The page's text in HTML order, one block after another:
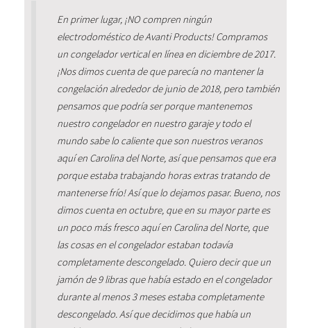
En primer lugar, ¡NO compren ningún
electrodoméstico de Avanti Products! Compramos
un congelador vertical en línea en diciembre de 2017.
¡Nos dimos cuenta de que parecía no mantener la
congelación alrededor de junio de 2018, pero también
pensamos que podría ser porque mantenemos
nuestro congelador en nuestro garaje y todo el
mundo sabe lo caliente que son nuestros veranos
aquí en Carolina del Norte, así que pensamos que era
porque estaba trabajando horas extras tratando de
mantenerse frío! Así que lo dejamos pasar. Bueno, nos
dimos cuenta en octubre, que en su mayor parte es
un poco más fresco aquí en Carolina del Norte, que
las cosas en el congelador estaban todavía
completamente descongelado. Quiero decir que un
jamón de 9 libras que había estado en el congelador
durante al menos 3 meses estaba completamente
descongelado. Así que decidimos que había un